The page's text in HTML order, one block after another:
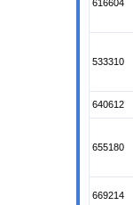
616604
533310
640612
655180
669214